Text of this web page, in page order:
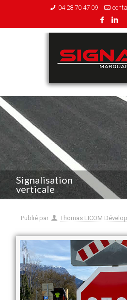
04 28 70 47 09
Signalisation
verticale
Publié par Thomas LICOM